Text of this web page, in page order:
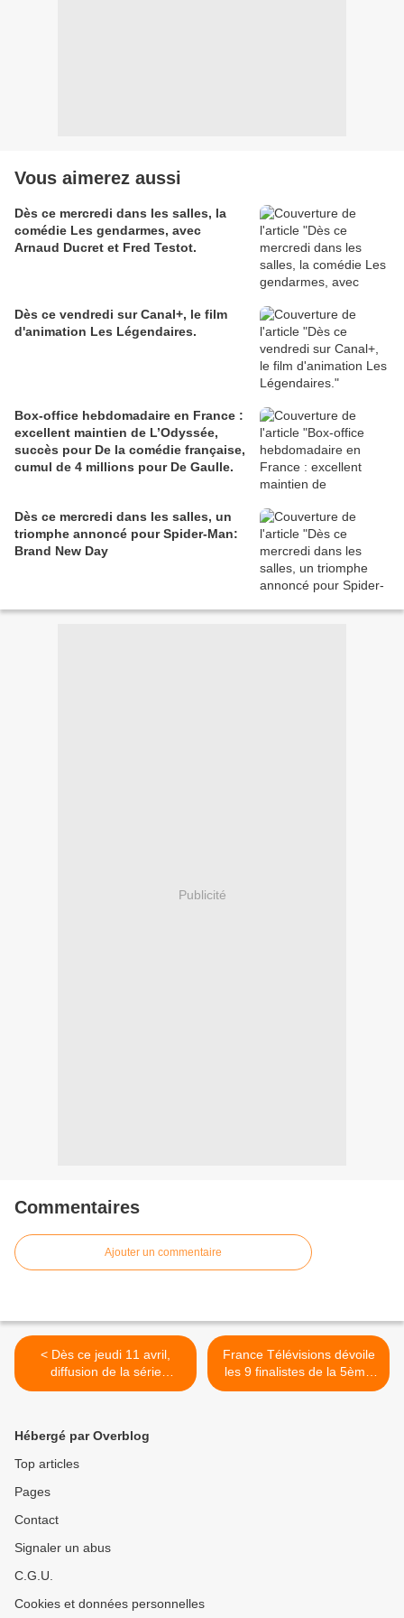
Vous aimerez aussi
Dès ce mercredi dans les salles, la
comédie Les gendarmes, avec
Arnaud Ducret et Fred Testot.
Dès ce vendredi sur Canal+, le film
d'animation Les Légendaires.
Box-office hebdomadaire en France :
excellent maintien de L’Odyssée,
succès pour De la comédie française,
cumul de 4 millions pour De Gaulle.
Dès ce mercredi dans les salles, un
triomphe annoncé pour Spider-Man:
Brand New Day
Publicité
Commentaires
Ajouter un commentaire
< Dès ce jeudi 11 avril,
diffusion de la série
Machine, avec Margot
France Télévisions dévoile
les 9 finalistes de la 5ème
édition de Si on lisait à voix
Hébergé par Overblog
Top articles
Pages
Contact
Signaler un abus
C.G.U.
Cookies et données personnelles